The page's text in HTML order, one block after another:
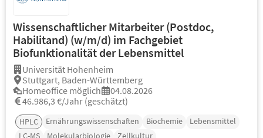
Wissenschaftlicher Mitarbeiter (Postdoc,
Habilitand) (w/m/d) im Fachgebiet
Biofunktionalität der Lebensmittel
Universität Hohenheim
Stuttgart, Baden-Württemberg
Homeoffice möglich
04.08.2026
46.986,3 €/Jahr (geschätzt)
HPLC Ernährungswissenschaften Biochemie
Lebensmittel
LC-MS
Molekularbiologie Zellkultur